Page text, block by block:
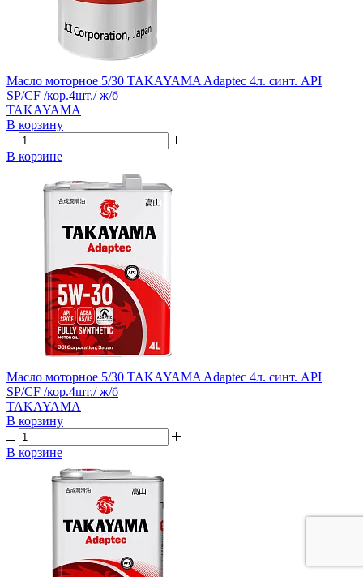
Масло моторное 5/30 TAKAYAMA Adaptec 4л. синт. API
SP/CF /кор.4шт./ ж/б
TAKAYAMA
В корзину
В корзине
Масло моторное 5/30 TAKAYAMA Adaptec 4л. синт. API
SP/CF /кор.4шт./ ж/б
TAKAYAMA
В корзину
В корзине